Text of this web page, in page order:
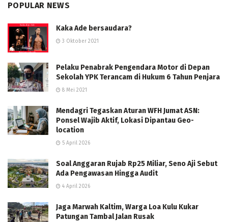
POPULAR NEWS
Kaka Ade bersaudara?
3 Oktober 2021
Pelaku Penabrak Pengendara Motor di Depan
Sekolah YPK Terancam di Hukum 6 Tahun Penjara
8 Mei 2021
Mendagri Tegaskan Aturan WFH Jumat ASN:
Ponsel Wajib Aktif, Lokasi Dipantau Geo-
location
5 April 2026
Soal Anggaran Rujab Rp25 Miliar, Seno Aji Sebut
Ada Pengawasan Hingga Audit
4 April 2026
Jaga Marwah Kaltim, Warga Loa Kulu Kukar
Patungan Tambal Jalan Rusak